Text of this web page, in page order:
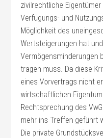
zivilrechtliche
Verfügungs- und
Möglichkeit des
Wertsteigerungen hat
Vermögensminderungen
tragen muss. Da diese
eines Vorvertrags nicht
wirtschaftlichen
Rechtsprechung des
mehr ins Treffen geführt
Die private